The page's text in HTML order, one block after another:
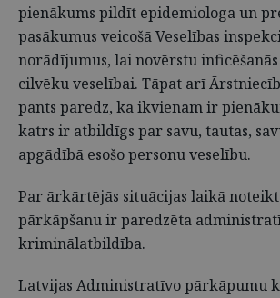
pienākums pildīt epidemiologa un
pasākumus veicošā Veselības
norādījumus, lai novērstu
cilvēku veselībai. Tāpat arī
pants paredz, ka ikvienam ir
katrs ir atbildīgs par savu, tautas,
apgādībā esošo personu veselību.
Par ārkārtējās situācijas laikā
pārkāpšanu ir paredzēta
kriminālatbildība.
Latvijas Administratīvo pārkāpumu